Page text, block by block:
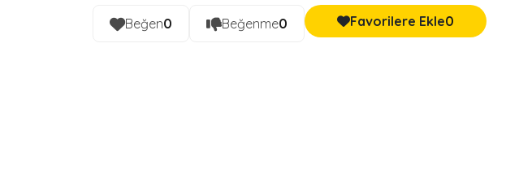
Beğen0 Beğenme0 Favorilere Ekle0